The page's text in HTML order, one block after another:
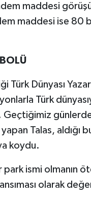
maddesi
maddesi ise 80
Dünyası
Türk
Geçtiğimiz
Talas, aldığı
koydu.
park ismi olmanın
olarak